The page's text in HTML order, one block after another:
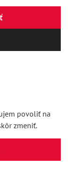
povoliť na
zmeniť.